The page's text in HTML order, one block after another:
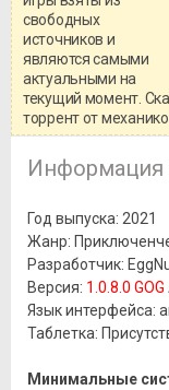
свободных
источников и
являются самыми
актуальными на
текущий момент.
торрент от
Информация
Год выпуска: 2021
Жанр:
Разработчик:
Версия: 1.0.8.0 GOG
Язык интерфейса:
Таблетка:
Минимальные